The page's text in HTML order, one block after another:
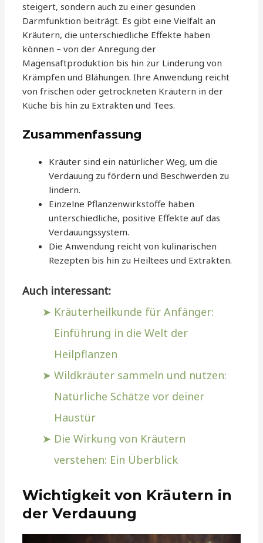
steigert, sondern auch zu einer gesunden
Darmfunktion beiträgt. Es gibt eine Vielfalt an
Kräutern, die unterschiedliche Effekte haben
können – von der Anregung der
Magensaftproduktion bis hin zur Linderung von
Krämpfen und Blähungen. Ihre Anwendung reicht
von frischen oder getrockneten Kräutern in der
Küche bis hin zu Extrakten und Tees.
Zusammenfassung
Kräuter sind ein natürlicher Weg, um die
Verdauung zu fördern und Beschwerden zu
lindern.
Einzelne Pflanzenwirkstoffe haben
unterschiedliche, positive Effekte auf das
Verdauungssystem.
Die Anwendung reicht von kulinarischen
Rezepten bis hin zu Heiltees und Extrakten.
Auch interessant:
Kräuterheilkunde für Anfänger:
Einführung in die Welt der
Heilpflanzen
Wildkräuter sammeln und nutzen:
Natürliche Schätze vor deiner
Haustür
Die Wirkung von Kräutern
verstehen: Ein Überblick
Wichtigkeit von Kräutern in
der Verdauung